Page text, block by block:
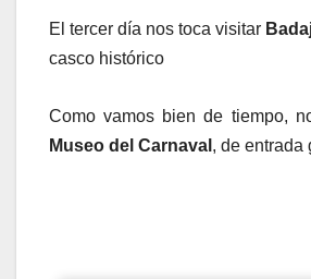
El tercer día nos toca visitar
casco histórico
Como vamos bien de tiempo,
Museo del Carnaval , de entrada